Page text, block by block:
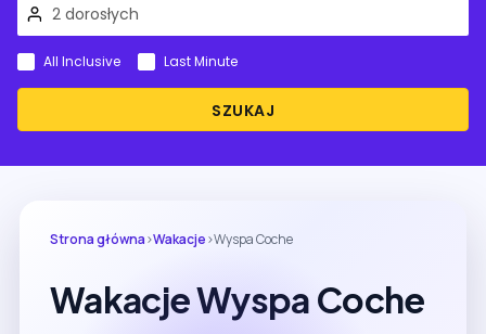
SZUKAJ
All Inclusive Last Minute
Strona główna›Wakacje›Wyspa Coche
Wakacje Wyspa Coche